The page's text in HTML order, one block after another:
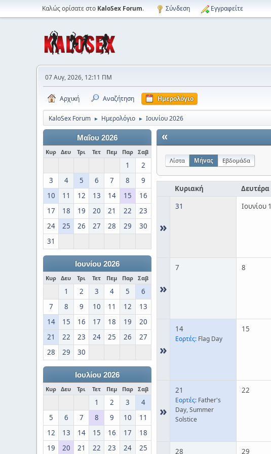
Καλώς ορίσατε στο KaloSex Forum. Σύνδεση Εγγραφείτε
07 Αυγ, 2026, 12:11 ΠΜ
Αρχική Αναζήτηση Ημερολόγιο
KaloSex Forum ► Ημερολόγιο ► Ιουνίου 2026
Μαΐου 2026
Κυρ Δευ Τρι Τετ Πεμ Παρ Σαβ
1
2
3
4 5 6 7 8
9
10
11 12 13 14 15
16
17
18 19 20 21 22
23
24
25 26 27 28 29
30
31
Ιουνίου 2026
Κυρ Δευ Τρι Τετ Πεμ Παρ Σαβ
1 2 3 4 5
6
7
8 9 10 11 12
13
14
15 16 17 18 19
20
21
22 23 24 25 26
27
28
29 30
Ιουλίου 2026
Κυρ Δευ Τρι Τετ Πεμ Παρ Σαβ
1 2 3
4
5
6 7 8 9 10
11
12
13 14 15 16 17
18
19
20 21 22 23 24 25
«
Λίστα Μήνας Εβδομάδα
Κυριακή Δευτέρα
»
31 Ιουνίου 1
»
7 8
»
14
Εορτές: Flag Day
15
»
21
Εορτές: Father's
Day, Summer
Solstice
22
28 29